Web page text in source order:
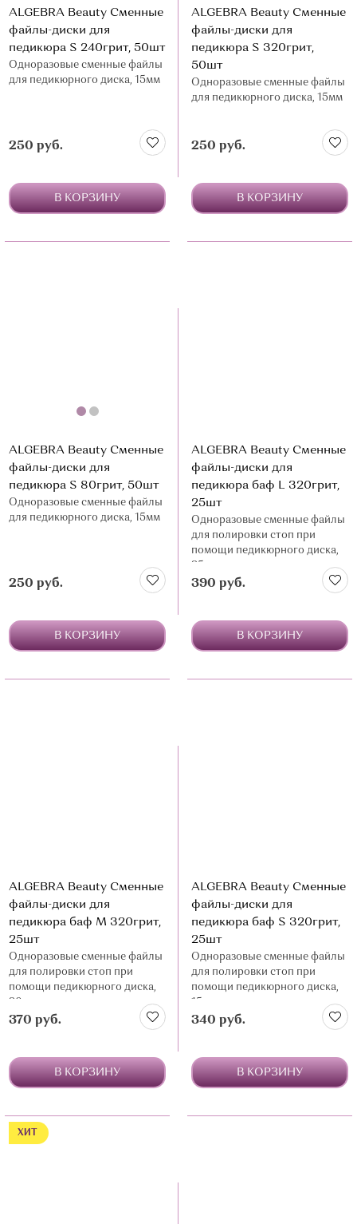
ALGEBRA Beauty Сменные
файлы-диски для
педикюра S 240грит, 50шт
Одноразовые сменные файлы
для педикюрного диска, 15мм
250 руб.
В КОРЗИНУ
ALGEBRA Beauty Сменные
файлы-диски для
педикюра S 320грит,
50шт
Одноразовые сменные файлы
для педикюрного диска, 15мм
250 руб.
В КОРЗИНУ
ALGEBRA Beauty Сменные
файлы-диски для
педикюра S 80грит, 50шт
Одноразовые сменные файлы
для педикюрного диска, 15мм
250 руб.
В КОРЗИНУ
ALGEBRA Beauty Сменные
файлы-диски для
педикюра баф L 320грит,
25шт
Одноразовые сменные файлы
для полировки стоп при
помощи педикюрного диска,
25мм
390 руб.
В КОРЗИНУ
ALGEBRA Beauty Сменные
файлы-диски для
педикюра баф M 320грит,
25шт
Одноразовые сменные файлы
для полировки стоп при
помощи педикюрного диска,
370 руб.
В КОРЗИНУ
ALGEBRA Beauty Сменные
файлы-диски для
педикюра баф S 320грит,
25шт
Одноразовые сменные файлы
для полировки стоп при
помощи педикюрного диска,
340 руб.
В КОРЗИНУ
ХИТ